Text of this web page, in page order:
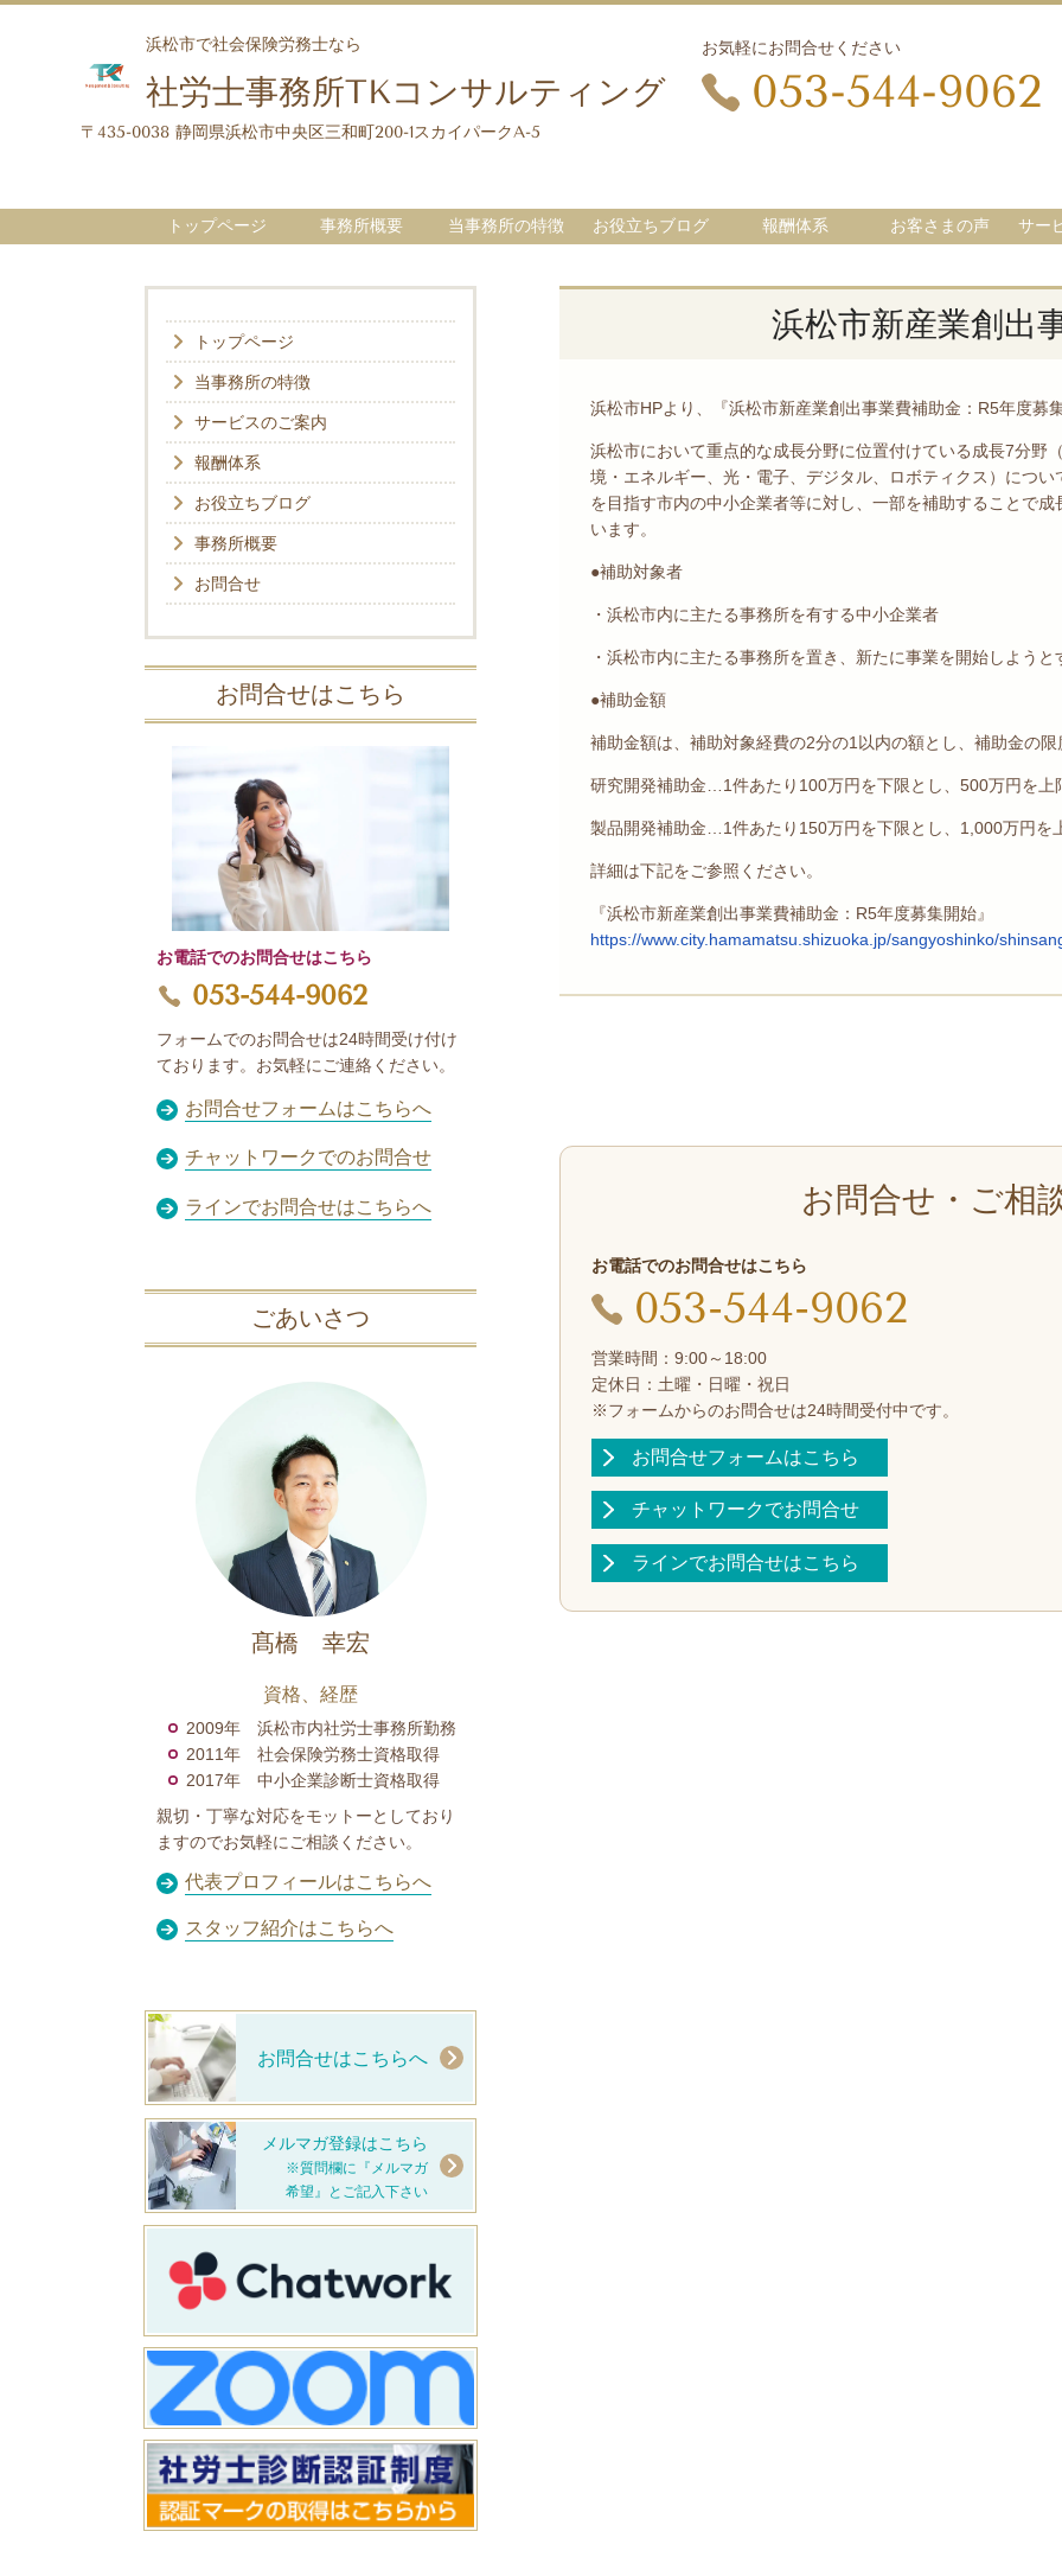
浜松市で社会保険労務士なら
社労士事務所TKコンサルティング
〒435-0038 静岡県浜松市中央区三和町200-1スカイパークA-5
お気軽にお問合せください
053-544-9062
トップページ 事務所概要 当事務所の特徴 お役立ちブログ 報酬体系 お客さまの声 サー
浜松市新産業創出
浜松市HPより、『浜松市新産業創出事業費補助金：R5年度募
浜松市において重点的な成長分野に位置付けている成長7分野
境・エネルギー、光・電子、デジタル、ロボティクス）につ
を目指す市内の中小企業者等に対し、一部を補助することで
います。
●補助対象者
・浜松市内に主たる事務所を有する中小企業者
・浜松市内に主たる事務所を置き、新たに事業を開始しよう
●補助金額
補助金額は、補助対象経費の2分の1以内の額とし、補助金の
研究開発補助金…1件あたり100万円を下限とし、500万円を上
製品開発補助金…1件あたり150万円を下限とし、1,000万円を
詳細は下記をご参照ください。
『浜松市新産業創出事業費補助金：R5年度募集開始』
https://www.city.hamamatsu.shizuoka.jp/sangyoshinko/
お問合せ・ご相
お電話でのお問合せはこちら
053-544-9062
営業時間：9:00～18:00
定休日：土曜・日曜・祝日
※フォームからのお問合せは24時間受付中です。
お問合せフォームはこちら
チャットワークでお問合せ
ラインでお問合せはこちら
トップページ
当事務所の特徴
サービスのご案内
報酬体系
お役立ちブログ
事務所概要
お問合せ
お問合せはこちら
お電話でのお問合せはこちら
053-544-9062
フォームでのお問合せは24時間受け付け
ております。お気軽にご連絡ください。
お問合せフォームはこちらへ
チャットワークでのお問合せ
ラインでお問合せはこちらへ
ごあいさつ
髙橋 幸宏
資格、経歴
2009年 浜松市内社労士事務所勤務
2011年 社会保険労務士資格取得
2017年 中小企業診断士資格取得
親切・丁寧な対応をモットーとしており
ますのでお気軽にご相談ください。
代表プロフィールはこちらへ
スタッフ紹介はこちらへ
お問合せはこちらへ
メルマガ登録はこちら
※質問欄に『メルマガ
希望』とご記入下さい